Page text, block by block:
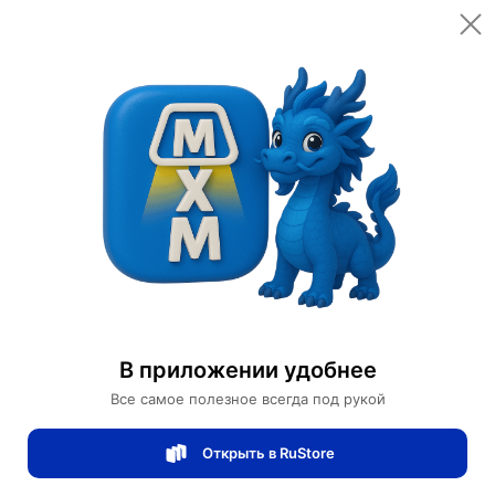
В приложении удобнее
Все самое полезное всегда под рукой
Открыть в RuStore
Открыть
Категории
Мебель для дома и офиса
Садовые стулья
Стул из ротанга Bomeijia Y-58
0 отзывов 0
Магазин Ephdarren